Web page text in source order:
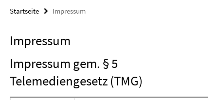
Startseite Impressum
Impressum
Impressum gem. § 5
Telemediengesetz (TMG)